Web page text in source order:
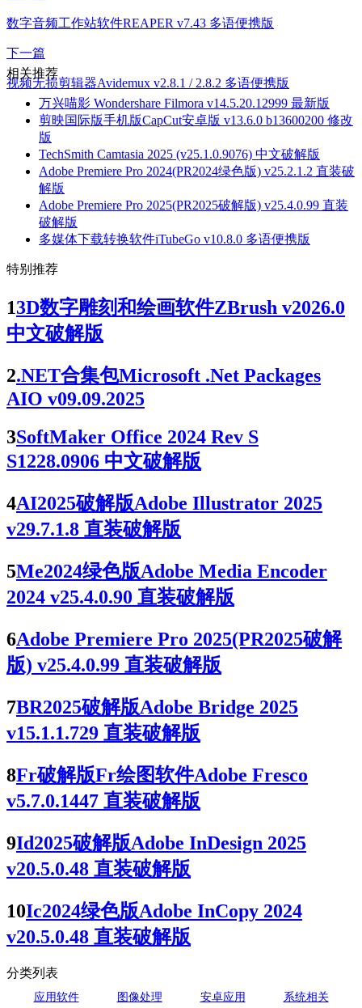
数字音频工作站软件REAPER v7.43 多语便携版
下一篇
视频无损剪辑器Avidemux v2.8.1 / 2.8.2 多语便携版
相关推荐
万兴喵影 Wondershare Filmora v14.5.20.12999 最新版
剪映国际版手机版CapCut安卓版 v13.6.0 b13600200 修改
版
TechSmith Camtasia 2025 (v25.1.0.9076) 中文破解版
Adobe Premiere Pro 2024(PR2024绿色版) v25.2.1.2 直装破
解版
Adobe Premiere Pro 2025(PR2025破解版) v25.4.0.99 直装
破解版
多媒体下载转换软件iTubeGo v10.8.0 多语便携版
特别推荐
13D数字雕刻和绘画软件ZBrush v2026.0
中文破解版
2.NET合集包Microsoft .Net Packages
AIO v09.09.2025
3SoftMaker Office 2024 Rev S
S1228.0906 中文破解版
4AI2025破解版Adobe Illustrator 2025
v29.7.1.8 直装破解版
5Me2024绿色版Adobe Media Encoder
2024 v25.4.0.90 直装破解版
6Adobe Premiere Pro 2025(PR2025破解
版) v25.4.0.99 直装破解版
7BR2025破解版Adobe Bridge 2025
v15.1.1.729 直装破解版
8Fr破解版Fr绘图软件Adobe Fresco
v5.7.0.1447 直装破解版
9Id2025破解版Adobe InDesign 2025
v20.5.0.48 直装破解版
10Ic2024绿色版Adobe InCopy 2024
v20.5.0.48 直装破解版
分类列表
应用软件 图像处理 安卓应用 系统相关